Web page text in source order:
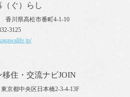
（ぐ）らし
香川県高松市番町4-1-10
3125
移住・交流ナビJOIN
東京都中央区日本橋2-3-4-13F